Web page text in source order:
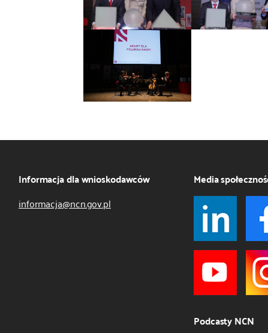
Informacja dla wnioskodawców
informacja@ncn.gov.pl
Media
Podcasty NCN